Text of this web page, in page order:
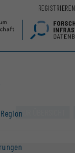
REGISTRIEREN
ZUR ÜBERSICHT